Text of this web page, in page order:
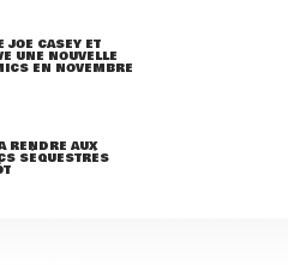
JOE CASEY ET
UNE NOUVELLE
EN NOVEMBRE
RENDRE AUX
SÉQUESTRÉS